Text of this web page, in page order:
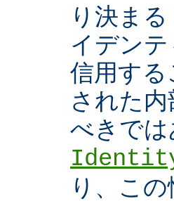
り決ま
イデン
信用す
された
べきで
り、こ